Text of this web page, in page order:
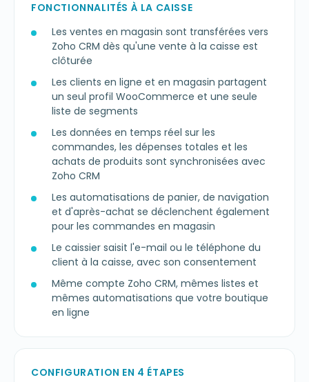
FONCTIONNALITÉS À LA CAISSE
Les ventes en magasin sont transférées vers
Zoho CRM dès qu'une vente à la caisse est
clôturée
Les clients en ligne et en magasin partagent
un seul profil WooCommerce et une seule
liste de segments
Les données en temps réel sur les
commandes, les dépenses totales et les
achats de produits sont synchronisées avec
Zoho CRM
Les automatisations de panier, de navigation
et d'après-achat se déclenchent également
pour les commandes en magasin
Le caissier saisit l'e-mail ou le téléphone du
client à la caisse, avec son consentement
Même compte Zoho CRM, mêmes listes et
mêmes automatisations que votre boutique
en ligne
CONFIGURATION EN 4 ÉTAPES